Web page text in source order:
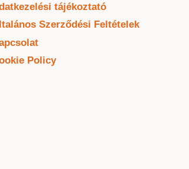
tájékoztató
Szerződési Feltételek
Policy